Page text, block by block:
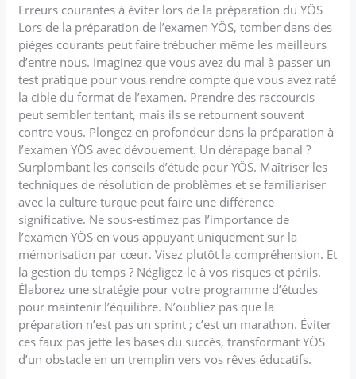
Erreurs courantes à éviter lors de la préparation du YÖS
Lors de la préparation de l’examen YÖS, tomber dans des
pièges courants peut faire trébucher même les meilleurs
d’entre nous. Imaginez que vous avez du mal à passer un
test pratique pour vous rendre compte que vous avez raté
la cible du format de l’examen. Prendre des raccourcis
peut sembler tentant, mais ils se retournent souvent
contre vous. Plongez en profondeur dans la préparation à
l’examen YÖS avec dévouement. Un dérapage banal ?
Surplombant les conseils d’étude pour YÖS. Maîtriser les
techniques de résolution de problèmes et se familiariser
avec la culture turque peut faire une différence
significative. Ne sous-estimez pas l’importance de
l’examen YÖS en vous appuyant uniquement sur la
mémorisation par cœur. Visez plutôt la compréhension. Et
la gestion du temps ? Négligez-le à vos risques et périls.
Élaborez une stratégie pour votre programme d’études
pour maintenir l’équilibre. N’oubliez pas que la
préparation n’est pas un sprint ; c’est un marathon. Éviter
ces faux pas jette les bases du succès, transformant YÖS
d’un obstacle en un tremplin vers vos rêves éducatifs.